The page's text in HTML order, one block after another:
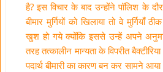
है? इस विचार के बाद उन्होंने पॉलिश के
बीमार मुर्गियों को खिलाया तो वे
खुश हो गये क्योंकि इससे उन्हें अपने
तरह तत्कालीन मान्यता के विपरीत
पदार्थ बीमारी का कारण बन कर सामने